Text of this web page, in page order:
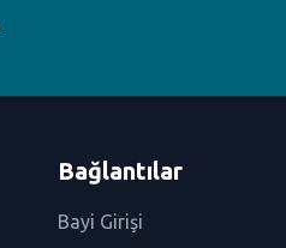
Bağlantılar
Bayi Girişi